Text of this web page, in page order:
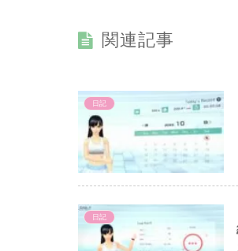
関連記事
日記
日記